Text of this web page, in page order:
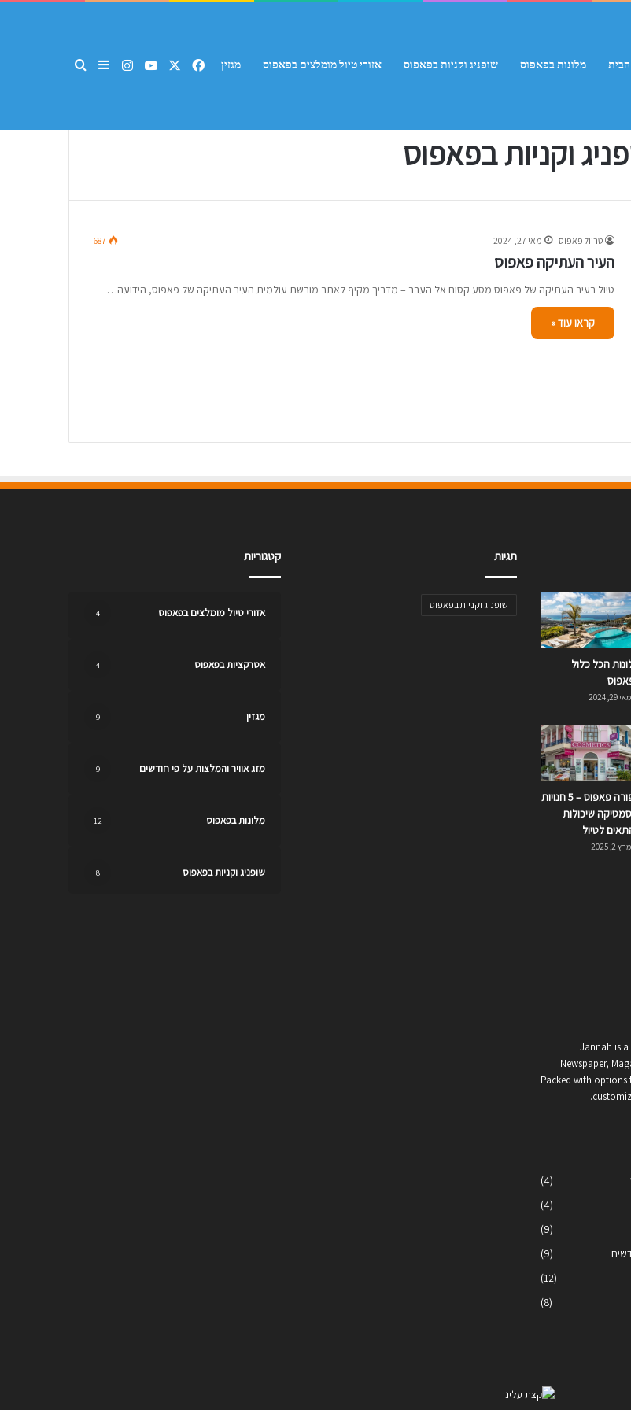
מלונות בפאפוס שופניג וקניות בפאפוס אזורי טיול מומלצים בפאפוס מגזין Facebook
YouTube
Instagram
Sidebar
וקניות בפאפוס
טרוול פאפוס מאי 27, 2024 687
העיר העתיקה פאפוס
טיול בעיר העתיקה של פאפוס מסע קסום אל העבר – מדריך מקיף לאתר מורשת עולמית העיר העתיקה של פאפוס, הידועה…
קראו עוד »
הכל כלול
מאי 29, 2024
ספורה פאפוס – 5 חנויות
שיכולות
לטיול
מרץ 2, 2025
Jannah is a
Newspaper,
Packed with
(4)
(4)
(9)
(9)
(12)
(8)
תגיות
שופניג וקניות בפאפוס
קטגוריות
אזורי טיול מומלצים בפאפוס 4
אטרקציות בפאפוס 4
מגזין 9
מזג אוויר והמלצות על פי חודשים 9
מלונות בפאפוס 12
שופניג וקניות בפאפוס 8